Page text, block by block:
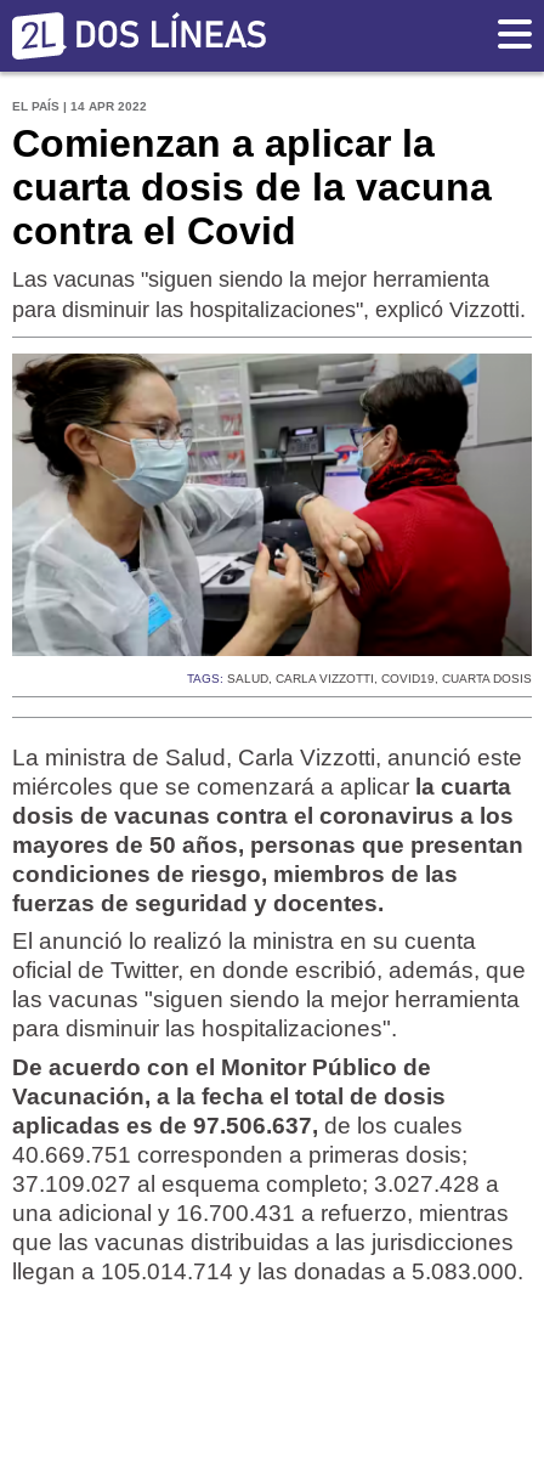
EL PAÍS | 14 APR 2022
Comienzan a aplicar la
cuarta dosis de la vacuna
contra el Covid
Las vacunas "siguen siendo la mejor herramienta
para disminuir las hospitalizaciones", explicó Vizzotti.
TAGS: SALUD, CARLA VIZZOTTI , COVID19, CUARTA DOSIS
La ministra de Salud, Carla Vizzotti, anunció este
miércoles que se comenzará a aplicar la cuarta
dosis de vacunas contra el coronavirus a los
mayores de 50 años, personas que presentan
condiciones de riesgo, miembros de las
fuerzas de seguridad y docentes.
El anunció lo realizó la ministra en su cuenta
oficial de Twitter, en donde escribió, además, que
las vacunas "siguen siendo la mejor herramienta
para disminuir las hospitalizaciones".
De acuerdo con el Monitor Público de
Vacunación, a la fecha el total de dosis
aplicadas es de 97.506.637, de los cuales
40.669.751 corresponden a primeras dosis;
37.109.027 al esquema completo; 3.027.428 a
una adicional y 16.700.431 a refuerzo, mientras
que las vacunas distribuidas a las jurisdicciones
llegan a 105.014.714 y las donadas a 5.083.000.